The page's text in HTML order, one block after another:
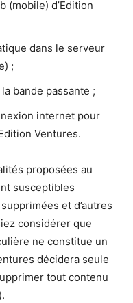
(mobile) d’Edition
dans le serveur
;
bande passante ;
internet pour
Ventures.
proposées au
susceptibles
et d’autres
considérer que
ne constitue un
décidera seule
tout contenu